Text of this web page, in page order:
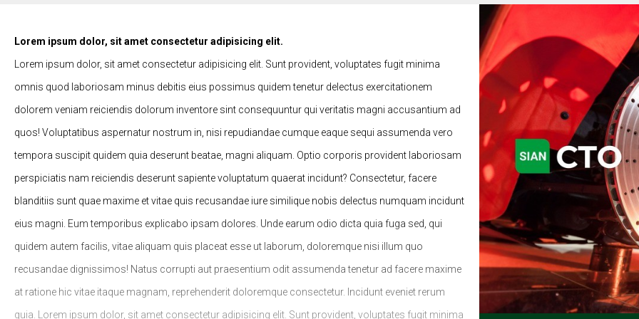
Lorem ipsum dolor, sit amet consectetur adipisicing elit.
Lorem ipsum dolor, sit amet consectetur adipisicing elit. Sunt provident, voluptates fugit minima
omnis quod laboriosam minus debitis eius possimus quidem tenetur delectus exercitationem
dolorem veniam reiciendis dolorum inventore sint consequuntur qui veritatis magni accusantium ad
quos! Voluptatibus aspernatur nostrum in, nisi repudiandae cumque eaque sequi assumenda vero
tempora suscipit quidem quia deserunt beatae, magni aliquam. Optio corporis provident laboriosam
perspiciatis nam reiciendis deserunt sapiente voluptatum quaerat incidunt? Consectetur, facere
blanditiis sunt quae maxime et vitae quis recusandae iure similique nobis delectus numquam incidunt
eius magni. Eum temporibus explicabo ipsam dolores. Unde earum odio dicta quia fuga sed, qui
quidem autem facilis, vitae aliquam quis placeat esse ut laborum, doloremque nisi illum quo
recusandae dignissimos! Natus corrupti aut praesentium odit assumenda tenetur ad facere maxime
at ratione hic vitae itaque magnam, reprehenderit doloremque consectetur. Incidunt eveniet rerum
quia. Lorem ipsum dolor, sit amet consectetur adipisicing elit. Sunt provident, voluptates fugit minima